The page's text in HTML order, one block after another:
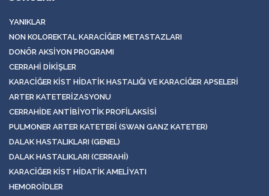
YANIKLAR
NON KOLOREKTAL KARACIĞER METASTAZLARI
DONÖR AKSIYON PROGRAMI
CERRAHI DIKIŞLER
KARACIĞER KIST HIDATIK HASTALIĞI VE KARACIĞER APSELERI
ARTER KATETERIZASYONU
CERRAHIDE ANTIBIYOTIK PROFILAKSISI
PULMONER ARTER KATETERI (SWAN GANZ KATETER)
DALAK HASTALIKLARI (GENEL)
DALAK HASTALIKLARI (CERRAHI)
KARACIĞER KIST HIDATIK AMELIYATI
HEMOROIDLER